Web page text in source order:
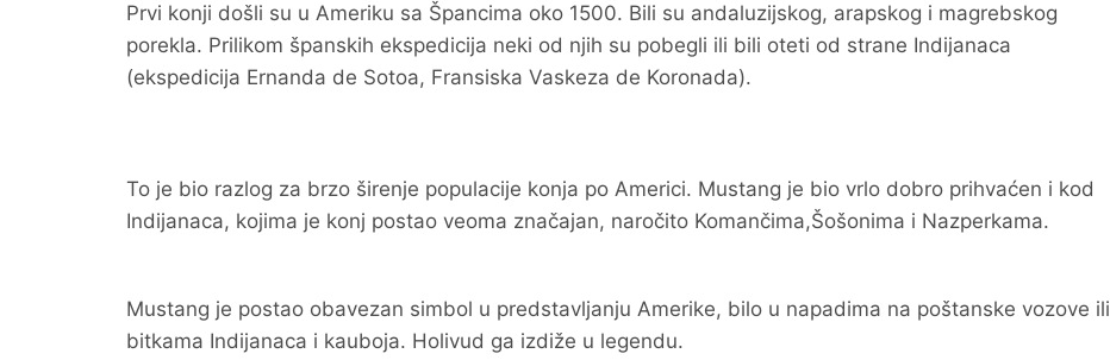
Prvi konji došli su u Ameriku sa Špancima oko 1500. Bili su andaluzijskog, arapskog i magrebskog
porekla. Prilikom španskih ekspedicija neki od njih su pobegli ili bili oteti od strane Indijanaca
(ekspedicija Ernanda de Sotoa, Fransiska Vaskeza de Koronada).
To je bio razlog za brzo širenje populacije konja po Americi. Mustang je bio vrlo dobro prihvaćen i kod
Indijanaca, kojima je konj postao veoma značajan, naročito Komančima,Šošonima i Nazperkama.
Mustang je postao obavezan simbol u predstavljanju Amerike, bilo u napadima na poštanske vozove ili
bitkama Indijanaca i kauboja. Holivud ga izdiže u legendu.